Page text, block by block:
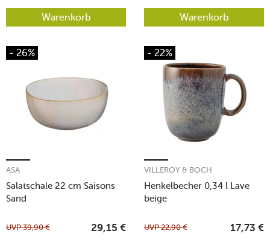
Warenkorb Warenkorb
- 26%
Salatschale 22 cm Saisons
Sand
ASA
UVP39,90 € 29,15 €
- 22%
Henkelbecher 0,34 l Lave
beige
VILLEROY & BOCH
UVP22,90 € 17,73 €